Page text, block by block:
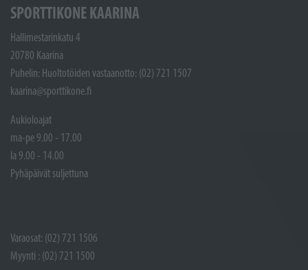
SPORTTIKONE KAARINA
Hallimestarinkatu 4
20780 Kaarina
Puhelin: Huoltotöiden vastaanotto: (02) 721 1507
kaarina@sporttikone.fi
Aukioloajat
ma-pe 9.00 - 17.00
la 9.00 - 14.00
Pyhäpäivät suljettuna
Varaosat: (02) 721 1506
Myynti : (02) 721 1500